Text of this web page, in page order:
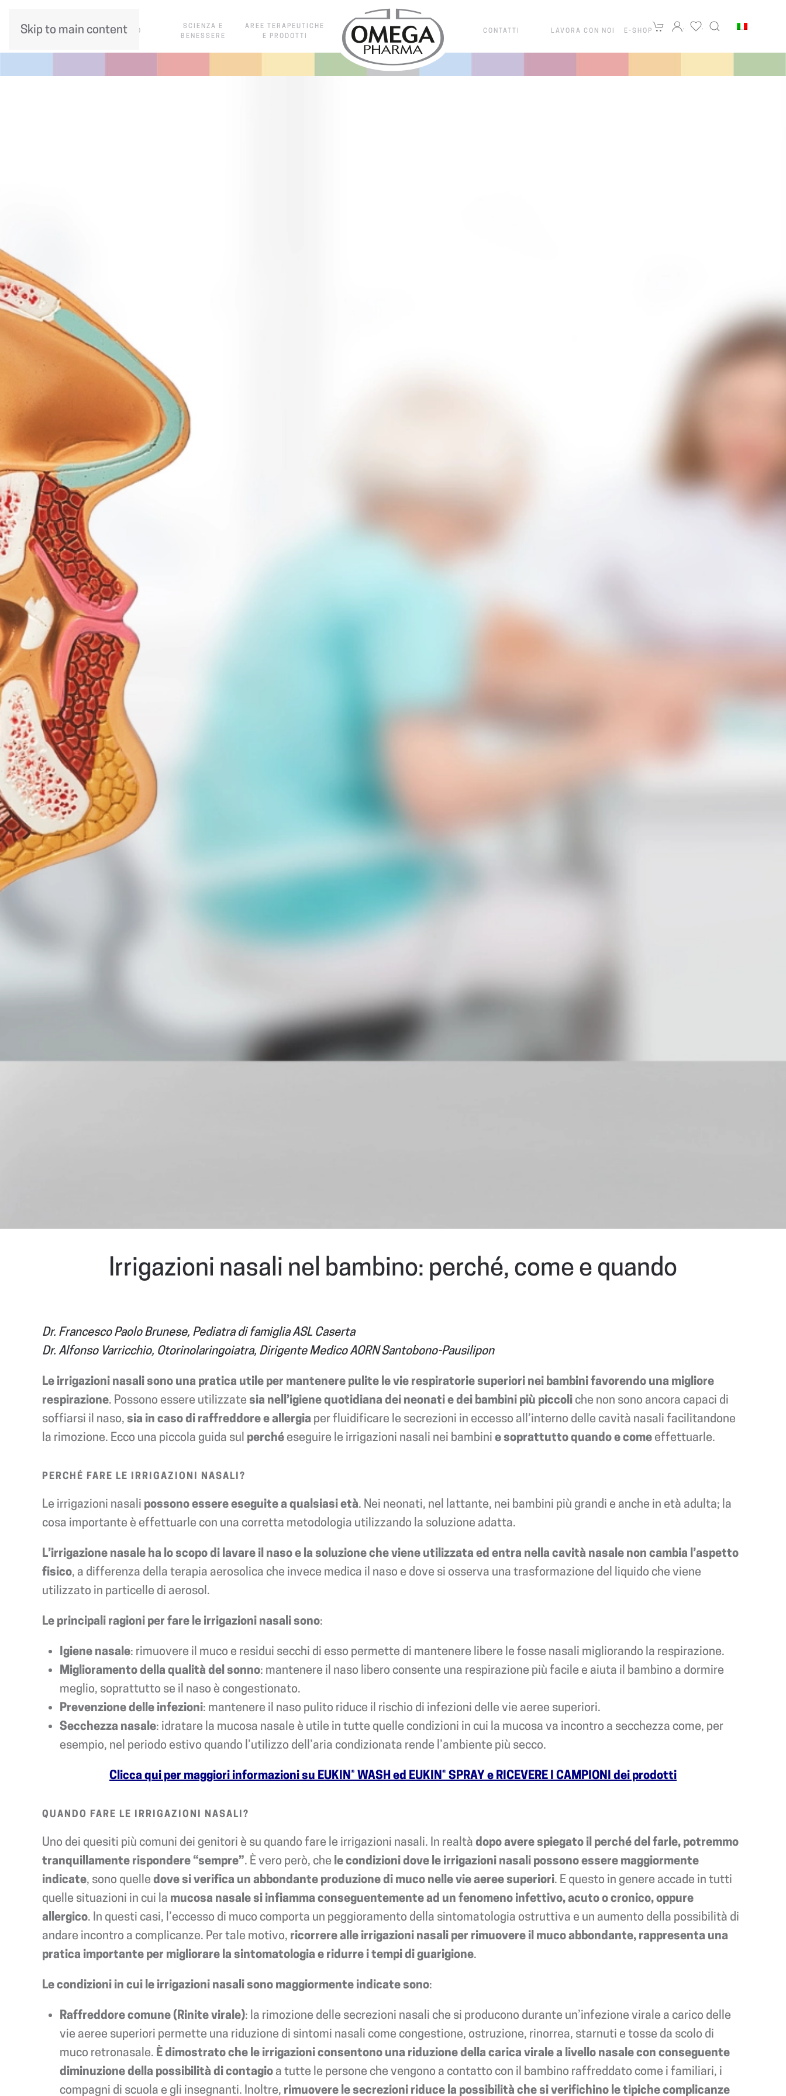
Skip to main content
CHI SIAMO
SCIENZA E
BENESSERE
AREE TERAPEUTICHE
E PRODOTTI
CONTATTI LAVORA CON NOI E-SHOP
Irrigazioni nasali nel bambino: perché, come e quando
Dr. Francesco Paolo Brunese, Pediatra di famiglia ASL Caserta
Dr. Alfonso Varricchio, Otorinolaringoiatra, Dirigente Medico AORN Santobono-Pausilipon
Le irrigazioni nasali sono una pratica utile per mantenere pulite le vie respiratorie superiori nei bambini favorendo una migliore
respirazione. Possono essere utilizzate sia nell’igiene quotidiana dei neonati e dei bambini più piccoli che non sono ancora capaci di
soffiarsi il naso, sia in caso di raffreddore e allergia per fluidificare le secrezioni in eccesso all’interno delle cavità nasali facilitandone
la rimozione. Ecco una piccola guida sul perché eseguire le irrigazioni nasali nei bambini e soprattutto quando e come effettuarle.
PERCHÉ FARE LE IRRIGAZIONI NASALI?
Le irrigazioni nasali possono essere eseguite a qualsiasi età. Nei neonati, nel lattante, nei bambini più grandi e anche in età adulta; la
cosa importante è effettuarle con una corretta metodologia utilizzando la soluzione adatta.
L’irrigazione nasale ha lo scopo di lavare il naso e la soluzione che viene utilizzata ed entra nella cavità nasale non cambia l’aspetto
fisico, a differenza della terapia aerosolica che invece medica il naso e dove si osserva una trasformazione del liquido che viene
utilizzato in particelle di aerosol.
Le principali ragioni per fare le irrigazioni nasali sono:
Igiene nasale: rimuovere il muco e residui secchi di esso permette di mantenere libere le fosse nasali migliorando la respirazione.
Miglioramento della qualità del sonno: mantenere il naso libero consente una respirazione più facile e aiuta il bambino a dormire
meglio, soprattutto se il naso è congestionato.
Prevenzione delle infezioni: mantenere il naso pulito riduce il rischio di infezioni delle vie aeree superiori.
Secchezza nasale: idratare la mucosa nasale è utile in tutte quelle condizioni in cui la mucosa va incontro a secchezza come, per
esempio, nel periodo estivo quando l’utilizzo dell’aria condizionata rende l’ambiente più secco.
Clicca qui per maggiori informazioni su EUKIN® WASH ed EUKIN® SPRAY e RICEVERE I CAMPIONI dei prodotti
QUANDO FARE LE IRRIGAZIONI NASALI?
Uno dei quesiti più comuni dei genitori è su quando fare le irrigazioni nasali. In realtà dopo avere spiegato il perché del farle, potremmo
tranquillamente rispondere “sempre”. È vero però, che le condizioni dove le irrigazioni nasali possono essere maggiormente
indicate, sono quelle dove si verifica un abbondante produzione di muco nelle vie aeree superiori. E questo in genere accade in tutti
quelle situazioni in cui la mucosa nasale si infiamma conseguentemente ad un fenomeno infettivo, acuto o cronico, oppure
allergico. In questi casi, l’eccesso di muco comporta un peggioramento della sintomatologia ostruttiva e un aumento della possibilità di
andare incontro a complicanze. Per tale motivo, ricorrere alle irrigazioni nasali per rimuovere il muco abbondante, rappresenta una
pratica importante per migliorare la sintomatologia e ridurre i tempi di guarigione.
Le condizioni in cui le irrigazioni nasali sono maggiormente indicate sono:
Raffreddore comune (Rinite virale): la rimozione delle secrezioni nasali che si producono durante un’infezione virale a carico delle
vie aeree superiori permette una riduzione di sintomi nasali come congestione, ostruzione, rinorrea, starnuti e tosse da scolo di
muco retronasale. È dimostrato che le irrigazioni consentono una riduzione della carica virale a livello nasale con conseguente
diminuzione della possibilità di contagio a tutte le persone che vengono a contatto con il bambino raffreddato come i familiari, i
compagni di scuola e gli insegnanti. Inoltre, rimuovere le secrezioni riduce la possibilità che si verifichino le tipiche complicanze